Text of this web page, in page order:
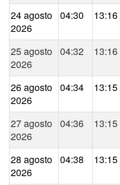
24 agosto
2026
04:30 13:16
25 agosto
2026
04:32 13:16
26 agosto
2026
04:34 13:15
27 agosto
2026
04:36 13:15
28 agosto
2026
04:38 13:15